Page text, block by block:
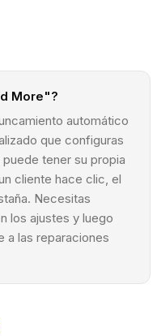
More"?
automático
que configuras
tener su propia
cliente hace clic, el
Necesitas
los ajustes y luego
a las reparaciones